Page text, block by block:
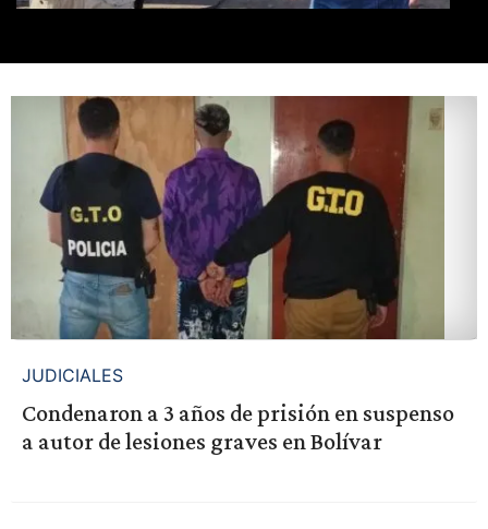
JUDICIALES
Condenaron a 3 años de prisión en suspenso
a autor de lesiones graves en Bolívar